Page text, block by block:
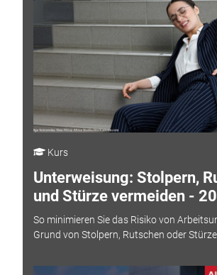
Kurs
Unterweisung: Stolpern,
und Stürze vermeiden -
So minimieren Sie das Risiko von
Grund von Stolpern, Rutschen oder